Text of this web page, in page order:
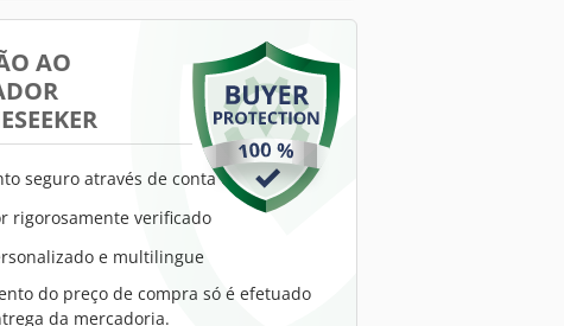
AO
seguro através de conta escrow
rigorosamente verificado
e multilingue
do preço de compra só é efetuado
da mercadoria.